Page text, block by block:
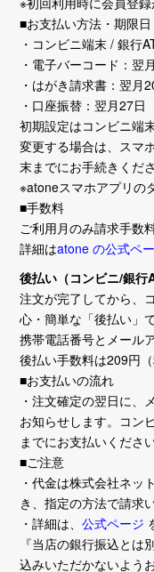
■お支払い方法・期限日
・コンビニ端末 / 銀行
・電子バーコード：翌
・はがき請求書：翌月
・口座振替：翌月27日
初期設定はコンビニ端
変更する場合は、スマ
末までにお手続きくださ
※atoneスマホアプリの
■手数料
ご利用月のみ請求手数
詳細はatone の公式ペ
後払い（コンビニ/銀行
注文が完了してから、
心・簡単な「後払い」で
携帯電話番号とメール
後払い手数料は209円（
■お支払いの流れ
・注文確定の翌日に、
お知らせします。コン
までにお支払いください
■ご注意
・代金は株式会社ネッ
き、指定の方法で請求
・詳細は、公式ページ
『当店の銀行振込と
込みいただかないよう